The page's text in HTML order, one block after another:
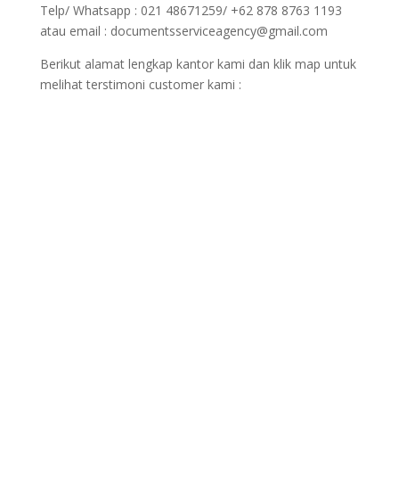
Telp/ Whatsapp : 021 48671259/ +62 878 8763 1193
atau email : documentsserviceagency@gmail.com
Berikut alamat lengkap kantor kami dan klik map untuk
melihat terstimoni customer kami :